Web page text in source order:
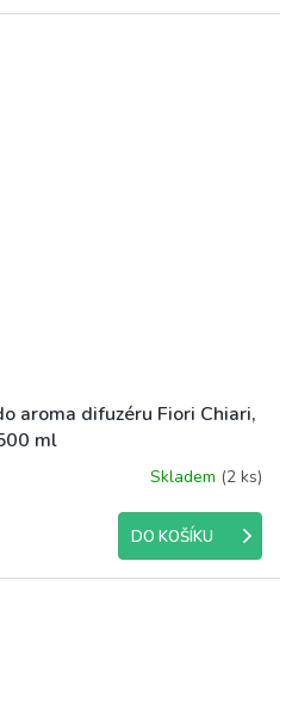
aroma difuzéru Fiori Chiari,
ml
Skladem (2 ks)
DO KOŠÍKU